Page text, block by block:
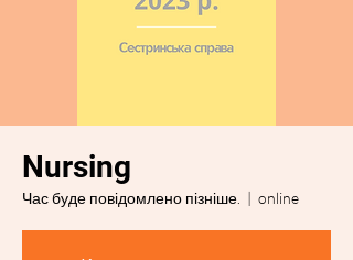
Nursing
Час буде повідомлено пізніше.
  |
online